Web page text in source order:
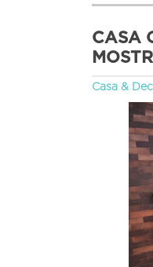
CASA
Casa &